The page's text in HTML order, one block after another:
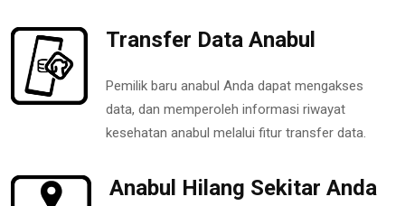
Transfer Data Anabul
Pemilik baru anabul Anda dapat mengakses
data, dan memperoleh informasi riwayat
kesehatan anabul melalui fitur transfer data.
Anabul Hilang Sekitar Anda